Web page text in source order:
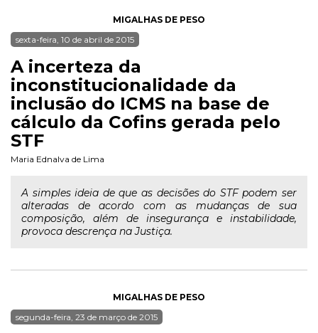
MIGALHAS DE PESO
sexta-feira, 10 de abril de 2015
A incerteza da
inconstitucionalidade da
inclusão do ICMS na base de
cálculo da Cofins gerada pelo
STF
Maria Ednalva de Lima
A simples ideia de que as decisões do STF podem ser
alteradas de acordo com as mudanças de sua
composição, além de insegurança e instabilidade,
provoca descrença na Justiça.
MIGALHAS DE PESO
segunda-feira, 23 de março de 2015